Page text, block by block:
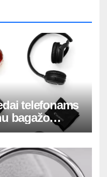
telefonams
bagažo